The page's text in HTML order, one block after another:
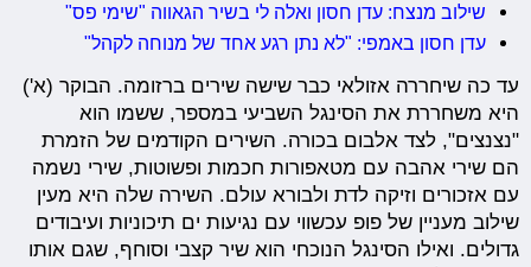
שילוב מנצח: עדן חסון ואלה לי בשיר הגאווה "שימי פס"
עדן חסון באמפי: "לא נתן רגע אחד של מנוחה לקהל"
עד כה שיחררה אזולאי כבר שישה שירים ברזומה. הבוקר (א')
היא משחררת את הסינגל השביעי במספר, ששמו הוא
"נצנצים", לצד אלבום בכורה. השירים הקודמים של הזמרת
הם שירי אהבה עם מטאפורות חכמות ופשוטות, שירי נשמה
עם אזכורים וזיקה לדת ולבורא עולם. השירה שלה היא מעין
שילוב מעניין של פופ עכשווי עם נגיעות ים תיכוניות ועיבודים
גדולים. ואילו הסינגל הנוכחי הוא שיר קצבי וסוחף, שגם אותו